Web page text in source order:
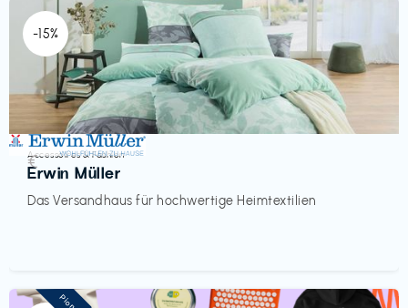
-15%
Accessoires & Fashion
Erwin Müller
Das Versandhaus für hochwertige Heimtextilien
€‎